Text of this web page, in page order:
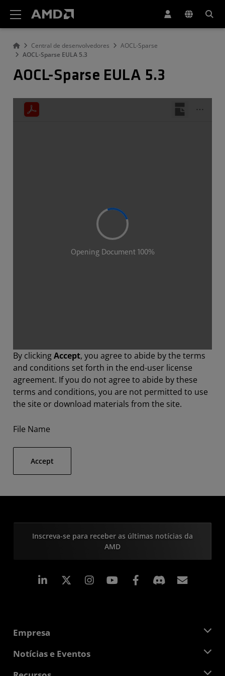
Central de desenvolvedores
AOCL-Sparse
AOCL-Sparse EULA 5.3
AOCL-Sparse EULA 5.3
By clickingAccept, you agree to abide by the terms
and conditions set forth in the end-user license
agreement. If you do not agree to abide by these
terms and conditions, you are not permitted to use
the site or download materials from the site.
File Name
Accept
Inscreva-se para receber as últimas notícias da
AMD
Linkedin Instagram Facebook
Empresa
Sobre a AMD
Notícias e Eventos
Sala de Imprensa